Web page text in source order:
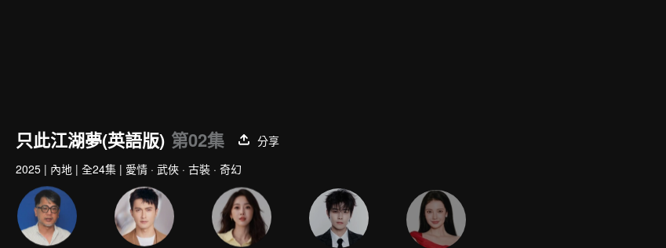
只此江湖夢(英語版) 第02集
分享
2025 | 內地 | 全24集 | 愛情 · 武俠 · 古裝 · 奇幻